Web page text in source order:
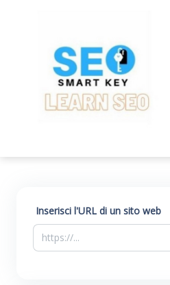
Inserisci l'URL di un sito web